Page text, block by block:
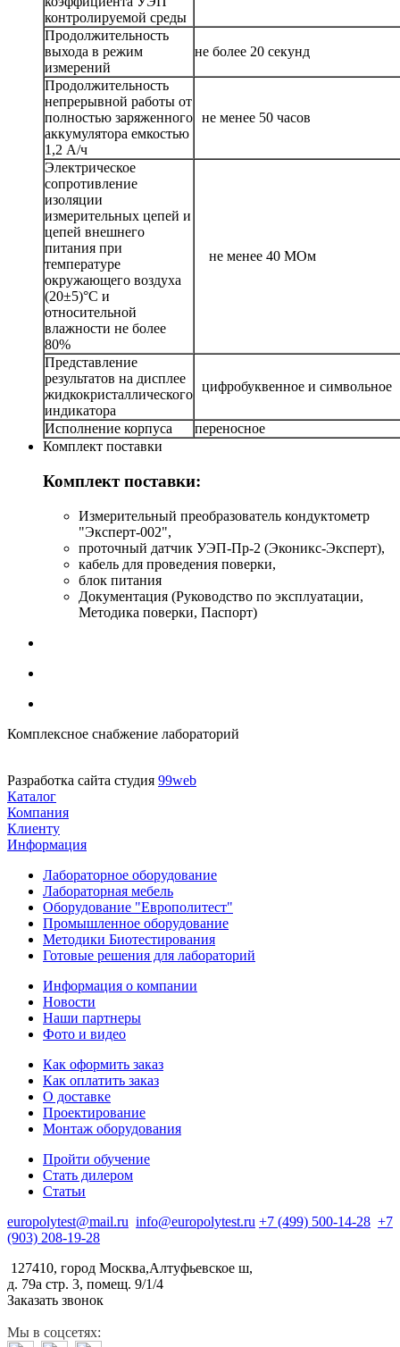
контролируемой среды
Продолжительность
выхода в режим
измерений
не более 20 секунд
Продолжительность
непрерывной работы от
полностью заряженного
аккумулятора емкостью
1,2 А/ч
не менее 50 часов
Электрическое
сопротивление
изоляции
измерительных цепей и
цепей внешнего
питания при
температуре
окружающего воздуха
(20±5)°С и
относительной
влажности не более
80%
не менее 40 МОм
Представление
результатов на дисплее
жидкокристаллического
индикатора
цифробуквенное и символьное
Исполнение корпуса
переносное
Комплект поставки
Комплект поставки:
Измерительный преобразователь кондуктометр
"Эксперт-002",
проточный датчик УЭП-Пр-2 (Эконикс-Эксперт),
кабель для проведения поверки,
блок питания
Документация (Руководство по эксплуатации,
Методика поверки, Паспорт)
Комплексное снабжение лабораторий
Разработка сайта студия 99web
Каталог
Компания
Клиенту
Информация
Лабораторное оборудование
Лабораторная мебель
Оборудование "Европолитест"
Промышленное оборудование
Методики Биотестирования
Готовые решения для лабораторий
Информация о компании
Новости
Наши партнеры
Фото и видео
Как оформить заказ
Как оплатить заказ
О доставке
Проектирование
Монтаж оборудования
Пройти обучение
Стать дилером
Статьи
europolytest@mail.ru info@europolytest.ru +7 (499) 500-14-28 +7
(903) 208-19-28
127410, город Москва,Алтуфьевское ш,
д. 79а стр. 3, помещ. 9/1/4
Заказать звонок
Мы в соцсетях: